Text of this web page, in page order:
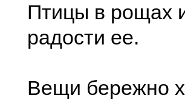
Птицы в рощах
радости ее.
Вещи бережно